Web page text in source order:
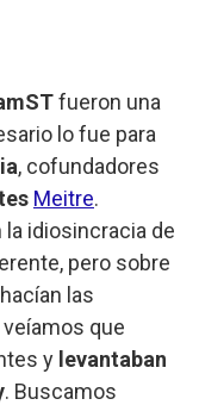
fueron una
lo fue para
, cofundadores
Meitre.
idiosincracia de
pero sobre
las
que
y levantaban
. Buscamos